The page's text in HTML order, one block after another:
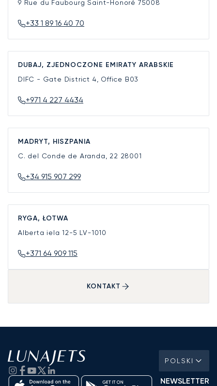
9 Rue du Faubourg Saint-Honoré 75008
+33 1 89 16 40 70
DUBAJ, ZJEDNOCZONE EMIRATY ARABSKIE
DIFC - Gate District 4, Office B03
+971 4 227 4434
MADRYT, HISZPANIA
C. del Conde de Aranda, 22 28001
+34 915 907 299
RYGA, ŁOTWA
Alberta iela 12-5 LV-1010
+371 64 909 115
KONTAKT
POLSKI
NEWSLETTER